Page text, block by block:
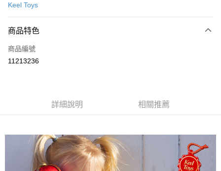
運送方式
付款後全家取貨
宅配 (離島)
每筆NT$280
Keel Toys
商品特色
商品編號
11213236
詳細說明 相關推薦